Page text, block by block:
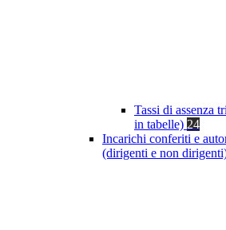
Tassi di assenza
in tabelle) 24
Incarichi conferiti e
(dirigenti e non